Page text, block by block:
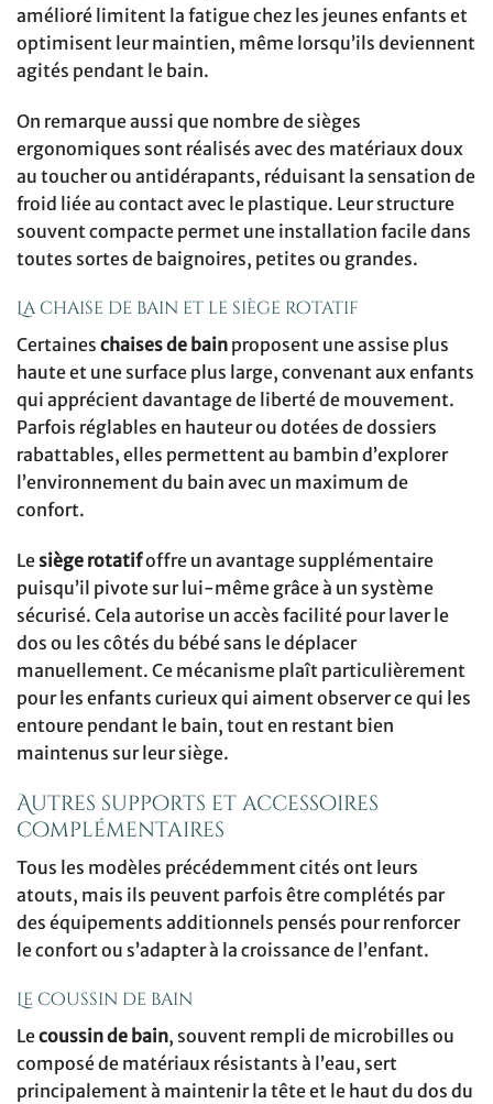
amélioré limitent la fatigue chez les jeunes enfants et
optimisent leur maintien, même lorsqu’ils deviennent
agités pendant le bain.
On remarque aussi que nombre de sièges
ergonomiques sont réalisés avec des matériaux doux
au toucher ou antidérapants, réduisant la sensation de
froid liée au contact avec le plastique. Leur structure
souvent compacte permet une installation facile dans
toutes sortes de baignoires, petites ou grandes.
La chaise de bain et le siège rotatif
Certaines chaises de bain proposent une assise plus
haute et une surface plus large, convenant aux enfants
qui apprécient davantage de liberté de mouvement.
Parfois réglables en hauteur ou dotées de dossiers
rabattables, elles permettent au bambin d’explorer
l’environnement du bain avec un maximum de
confort.
Le siège rotatifoffre un avantage supplémentaire
puisqu’il pivote sur lui-même grâce à un système
sécurisé. Cela autorise un accès facilité pour laver le
dos ou les côtés du bébé sans le déplacer
manuellement. Ce mécanisme plaît particulièrement
pour les enfants curieux qui aiment observer ce qui les
entoure pendant le bain, tout en restant bien
maintenus sur leur siège.
Autres supports et accessoires
complémentaires
Tous les modèles précédemment cités ont leurs
atouts, mais ils peuvent parfois être complétés par
des équipements additionnels pensés pour renforcer
le confort ou s’adapter à la croissance de l’enfant.
Le coussin de bain
Lecoussin de bain, souvent rempli de microbilles ou
composé de matériaux résistants à l’eau, sert
principalement à maintenir la tête et le haut du dos du